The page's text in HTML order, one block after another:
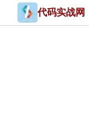
代码实战网